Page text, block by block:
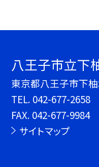
八王子市立下
東京都八王子市下
TEL. 042-677-2658
FAX. 042-677-9984
サイトマップ